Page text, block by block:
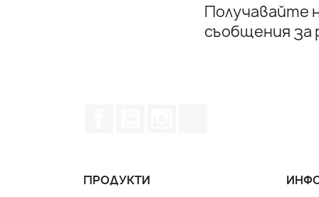
Получавайте
съобщения за
ПРОДУКТИ